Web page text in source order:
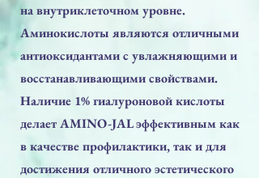
на внутриклеточном уровне.
Аминокислоты являются отличными
антиоксидантами с увлажняющими и
восстанавливающими свойствами.
Наличие 1% гиалуроновой кислоты
делает AMINO-JAL эффективным как
в качестве профилактики, так и для
достижения отличного эстетического